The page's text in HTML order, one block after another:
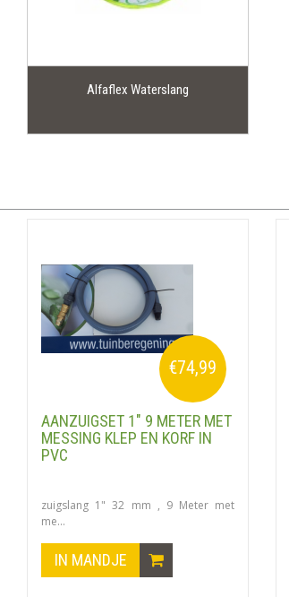
Alfaflex Waterslang
€74,99
AANZUIGSET 1" 9 METER MET
MESSING KLEP EN KORF IN
PVC
zuigslang 1" 32 mm , 9 Meter met
me...
IN MANDJE